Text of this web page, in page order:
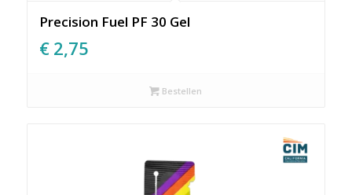
Precision Fuel PF 30 Gel
€ 2,75
Bestellen